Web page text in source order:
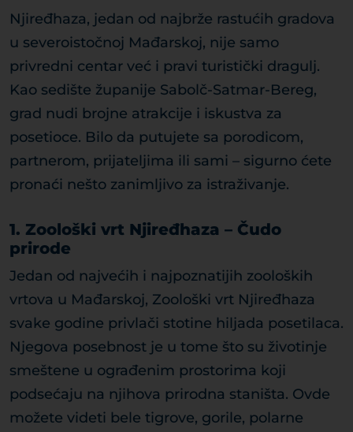
Njiređhaza, jedan od najbrže rastućih gradova
u severoistočnoj Mađarskoj, nije samo
privredni centar već i pravi turistički dragulj.
Kao sedište županije Sabolč-Satmar-Bereg,
grad nudi brojne atrakcije i iskustva za
posetioce. Bilo da putujete sa porodicom,
partnerom, prijateljima ili sami – sigurno ćete
pronaći nešto zanimljivo za istraživanje.
1. Zoološki vrt Njiređhaza – Čudo
prirode
Jedan od najvećih i najpoznatijih zooloških
vrtova u Mađarskoj, Zoološki vrt Njiređhaza
svake godine privlači stotine hiljada posetilaca.
Njegova posebnost je u tome što su životinje
smeštene u ograđenim prostorima koji
podsećaju na njihova prirodna staništa. Ovde
možete videti bele tigrove, gorile, polarne